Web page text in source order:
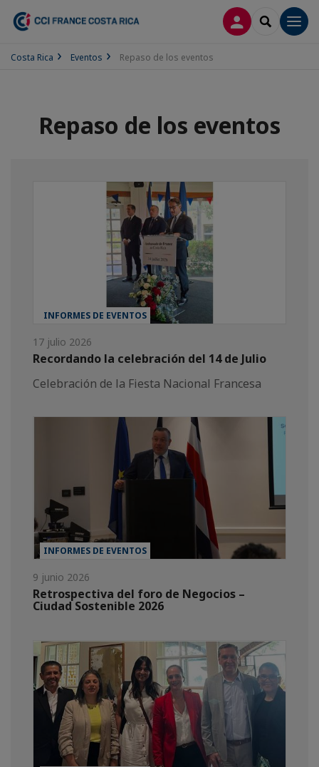
CONECTARSE
SEARCH
Costa Rica Eventos Repaso de los eventos
Repaso de los eventos
INFORMES DE EVENTOS
17 julio 2026
Recordando la celebración del 14 de Julio
Celebración de la Fiesta Nacional Francesa
INFORMES DE EVENTOS
9 junio 2026
Retrospectiva del foro de Negocios –
Ciudad Sostenible 2026